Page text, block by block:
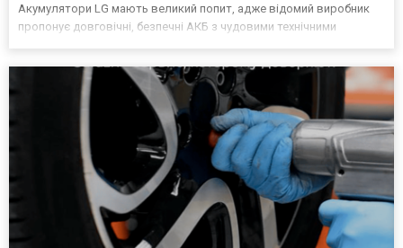
Акумулятори LG мають великий попит, адже відомий виробник
пропонує довговічні, безпечні АКБ з чудовими технічними